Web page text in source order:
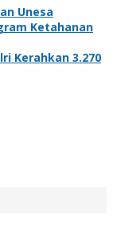
Unesa
Ketahanan
Kerahkan 3.270